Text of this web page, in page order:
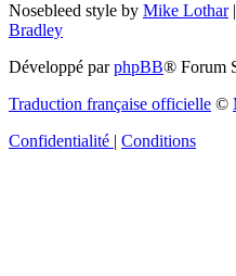
Nosebleed style by Mike Lothar|
Bradley
Développé parphpBB® Forum
Traduction française officielle ©
Confidentialité | Conditions